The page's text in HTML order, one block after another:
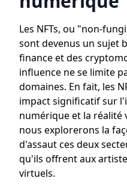
Les NFTs, ou "non-
sont devenus un sujet
finance et des
influence ne se limite
domaines. En fait, les
impact significatif sur
numérique et la réalité
nous explorerons la
d'assaut ces deux
qu'ils offrent aux
virtuels.